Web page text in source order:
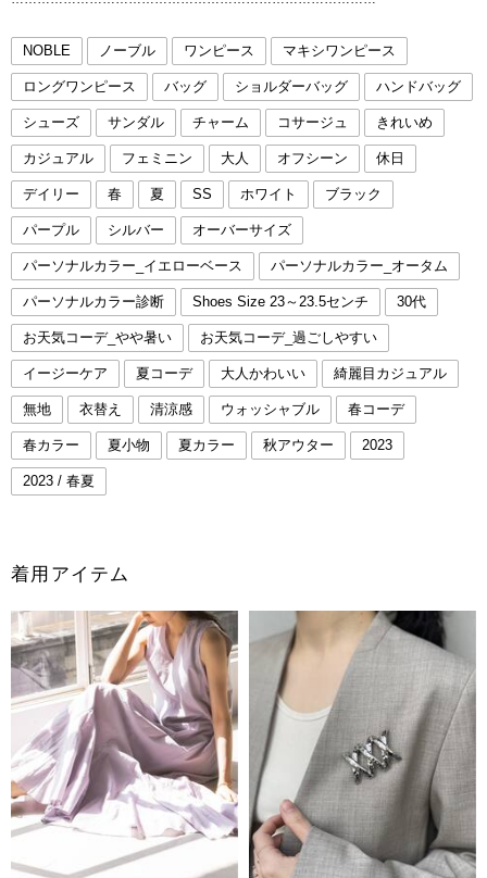
NOBLE ノーブル ワンピース マキシワンピース
ロングワンピース バッグ ショルダーバッグ ハンドバッグ
シューズ サンダル チャーム コサージュ きれいめ
カジュアル フェミニン 大人 オフシーン 休日
デイリー 春 夏 SS ホワイト ブラック
パープル シルバー オーバーサイズ
パーソナルカラー_イエローベース パーソナルカラー_オータム
パーソナルカラー診断 Shoes Size 23～23.5センチ 30代
お天気コーデ_やや暑い お天気コーデ_過ごしやすい
イージーケア 夏コーデ 大人かわいい 綺麗目カジュアル
無地 衣替え 清涼感 ウォッシャブル 春コーデ
春カラー 夏小物 夏カラー 秋アウター 2023
2023 / 春夏
着用アイテム